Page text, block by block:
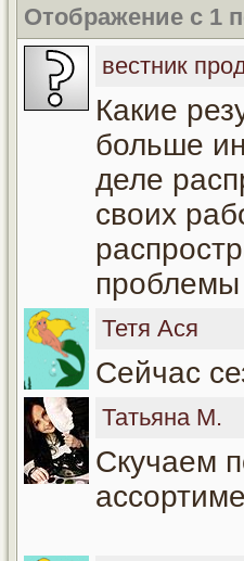
Отображение с 1
вестник
Какие
больше
деле
своих
проблемы
Тетя Ася
Сейчас
Татьяна М.
Скучаем